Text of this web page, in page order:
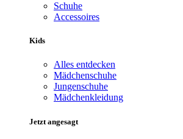
Schuhe
Accessoires
Kids
Alles entdecken
Mädchenschuhe
Jungenschuhe
Mädchenkleidung
Jetzt angesagt